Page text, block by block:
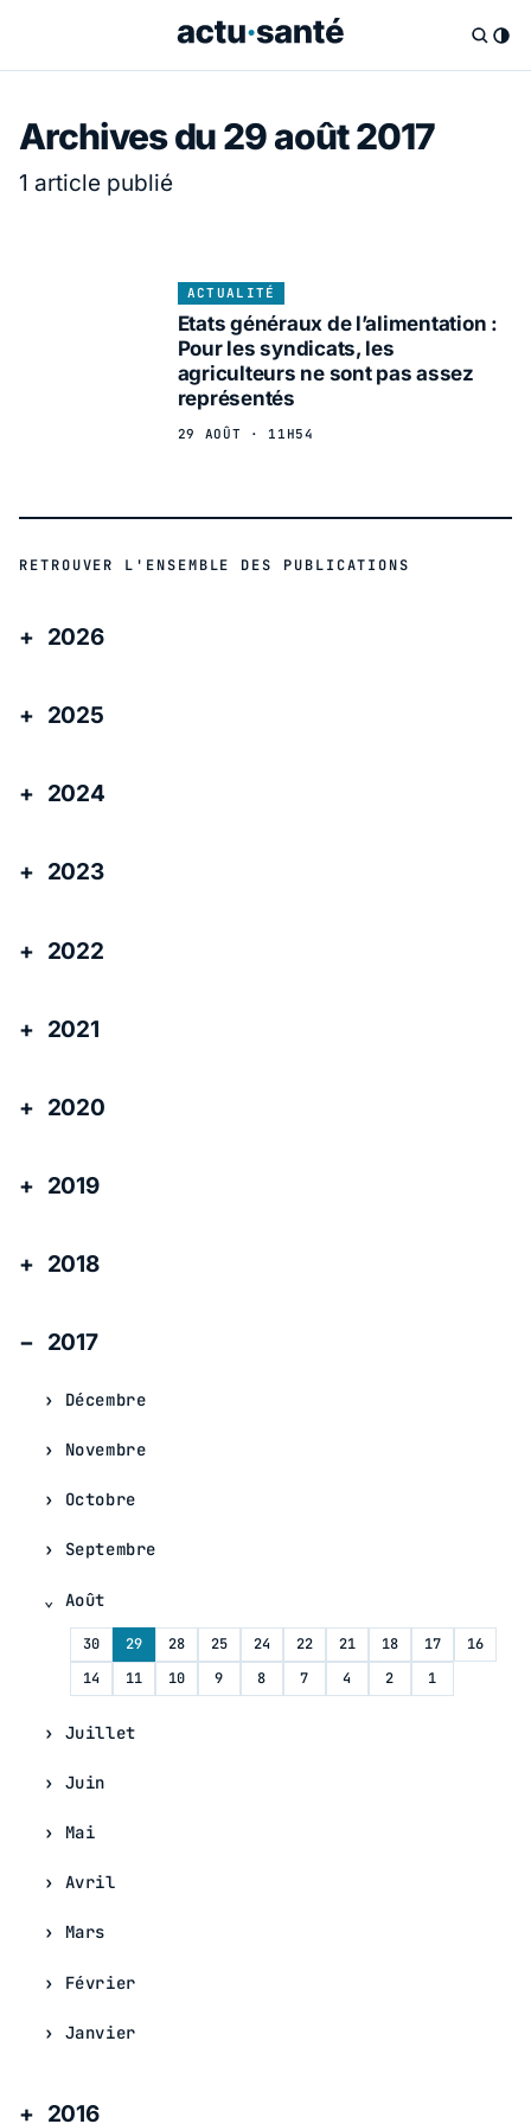
Archives du 29 août 2017
1 article publié
ACTUALITÉ
Etats généraux de l’alimentation :
Pour les syndicats, les
agriculteurs ne sont pas assez
représentés
29 AOÛT · 11H54
RETROUVER L'ENSEMBLE DES PUBLICATIONS
2026
2025
2024
2023
2022
2021
2020
2019
2018
2017
Décembre
Novembre
Octobre
Septembre
Août
30 29 28 25 24 22 21 18 17
16
14
11 10 9 8 7 4 2 1
Juillet
Juin
Mai
Avril
Mars
Février
Janvier
2016